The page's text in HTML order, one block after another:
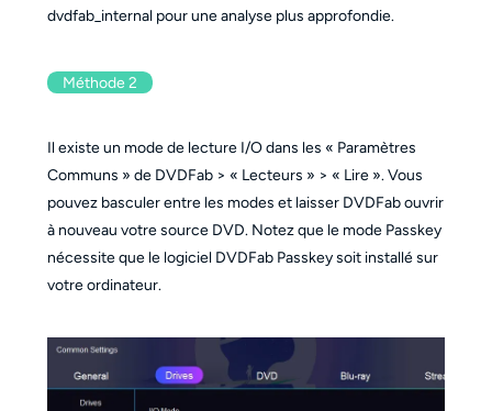
dvdfab_internal pour une analyse plus approfondie.
Méthode 2
Il existe un mode de lecture I/O dans les « Paramètres
Communs » de DVDFab > « Lecteurs » > « Lire ». Vous
pouvez basculer entre les modes et laisser DVDFab ouvrir
à nouveau votre source DVD. Notez que le mode Passkey
nécessite que le logiciel DVDFab Passkey soit installé sur
votre ordinateur.